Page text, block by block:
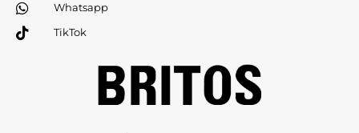
Whatsapp
TikTok